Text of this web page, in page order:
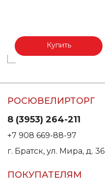
Купить
РОСЮВЕЛИРТОРГ
8 (3953) 264-211
+7 908 669-88-97
г. Братск, ул. Мира, д. 36
ПОКУПАТЕЛЯМ